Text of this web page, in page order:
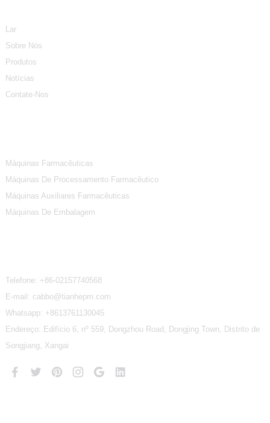
Lar
Sobre Nós
Produtos
Notícias
Contate-Nos
Máquinas Farmacêuticas
Máquinas De Processamento Farmacêutico
Máquinas Auxiliares Farmacêuticas
Máquinas De Embalagem
Telefone: +86-02157740568
E-mail: cabbo@tianhepm.com
Whatsapp: +8613761130045
Endereço: Edifício 6, nº 559, Dongzhou Road, Dongjing Town, Distrito de
Songjiang, Xangai